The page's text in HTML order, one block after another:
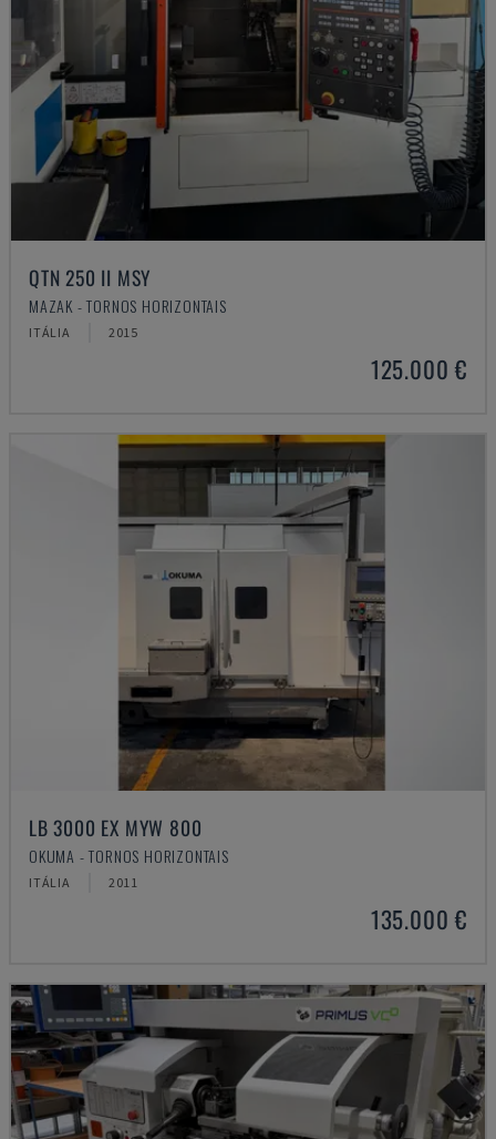
QTN 250 II MSY
MAZAK - TORNOS HORIZONTAIS
ITÁLIA 2015
125.000 €
LB 3000 EX MYW 800
OKUMA - TORNOS HORIZONTAIS
ITÁLIA 2011
135.000 €